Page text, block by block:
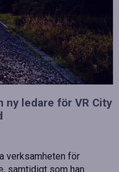
ledare för VR City
verksamheten för
samtidigt som han